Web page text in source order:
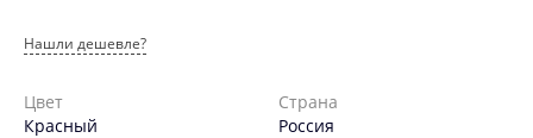
Нашли дешевле?
Цвет
Красный
Страна
Россия